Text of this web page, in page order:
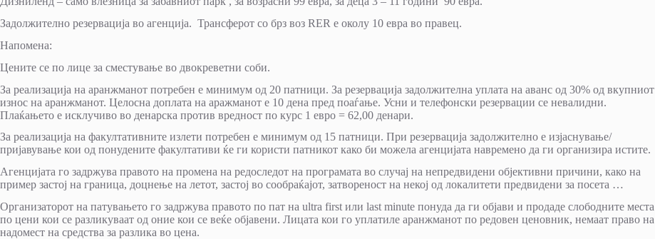
Задолжително резервација во агенција. Трансферот со брз воз RER е околу 10 евра во правец.
Напомена:
Цените се по лице за сместување во двокреветни соби.
За реализација на аранжманот потребен е минимум од 20 патници. За резервација задолжителна уплата на аванс од 30% од вкупниот
износ на аранжманот. Целосна доплата на аражманот е 10 дена пред поаѓање. Усни и телефонски резервации се невалидни.
Плаќањето е исклучиво во денарска против вредност по курс 1 евро = 62,00 денари.
За реализација на факултативните излети потребен е минимум од 15 патници. При резервација задолжително е изјаснување/
пријавување кои од понудените факултативи ќе ги користи патникот како би можела агенцијата навремено да ги организира истите.
Агенцијата го задржува правото на промена на редоследот на програмата во случај на непредвидени објективни причини, како на
пример застој на граница, доцнење на летот, застој во сообраќајот, затвореност на некој од локалитети предвидени за посета …
Организаторот на патувањето го задржува правото по пат на ultra first или last minute понуда да ги објави и продаде слободните места
по цени кои се разликуваат од оние кои се веќе објавени. Лицата кои го уплатиле аранжманот по редовен ценовник, немаат право на
надомест на средства за разлика во цена.